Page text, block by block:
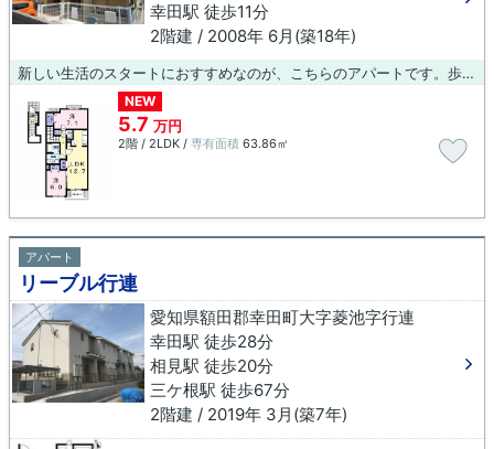
幸田駅 徒歩11分
2階建 / 2008年 6月(築18年)
新しい生活のスタートにおすすめなのが、こちらのアパートです。歩いて11分ほどで駅にアクセスできる、立地の良さも魅力の物件です。当社は額田郡幸田町に密着しており、多種多様な賃貸住宅情報をお取り扱いしております。ご希望の条件がございましたら、当社へお問い合わせ下さい。
NEW
5.7 万円
2階 / 2LDK / 専有面積 63.86㎡
アパート
リーブル行連
愛知県額田郡幸田町大字菱池字行連
幸田駅 徒歩28分
相見駅 徒歩20分
三ケ根駅 徒歩67分
2階建 / 2019年 3月(築7年)